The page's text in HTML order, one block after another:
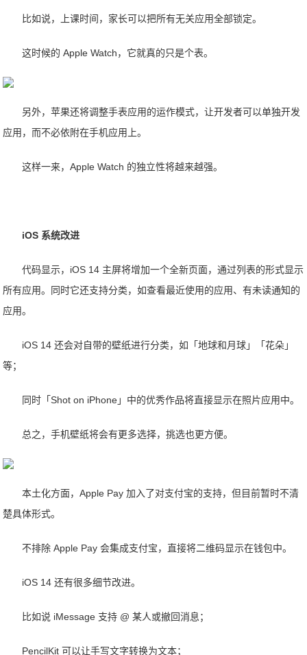
比如说，上课时间，家长可以把所有无关应用全部锁定。
这时候的 Apple Watch，它就真的只是个表。
另外，苹果还将调整手表应用的运作模式，让开发者可以单独开发
应用，而不必依附在手机应用上。
这样一来，Apple Watch 的独立性将越来越强。
iOS 系统改进
代码显示，iOS 14 主屏将增加一个全新页面，通过列表的形式显示
所有应用。同时它还支持分类，如查看最近使用的应用、有未读通知的
应用。
iOS 14 还会对自带的壁纸进行分类，如「地球和月球」「花朵」
等；
同时「Shot on iPhone」中的优秀作品将直接显示在照片应用中。
总之，手机壁纸将会有更多选择，挑选也更方便。
本土化方面，Apple Pay 加入了对支付宝的支持，但目前暂时不清
楚具体形式。
不排除 Apple Pay 会集成支付宝，直接将二维码显示在钱包中。
iOS 14 还有很多细节改进。
比如说 iMessage 支持 @ 某人或撤回消息；
PencilKit 可以让手写文字转换为文本；